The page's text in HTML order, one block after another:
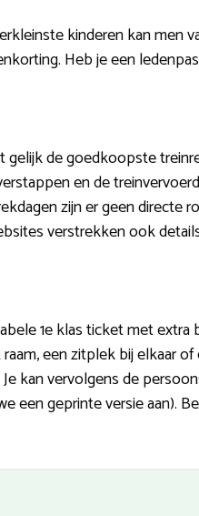
kinderen kan men
Heb je een
de goedkoopste
en de
zijn er geen directe
verstrekken ook
1e klas ticket met
een zitplek bij elkaar
kan vervolgens de
een geprinte versie aan).